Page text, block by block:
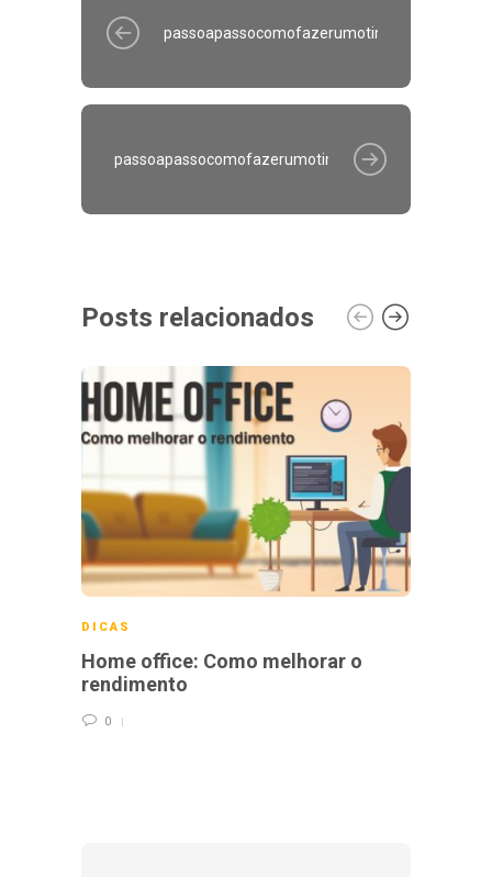
passoapassocomofazerumotimoroteirodeviagem
Posts relacionados
DICAS
Home office: Como melhorar o
rendimento
0